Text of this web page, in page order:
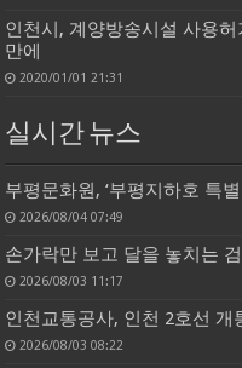
인천시, 계양방송시설 사용
만에
2020/01/01 21:31
실시간 뉴스
부평문화원, ‘부평지하호 특별
2026/08/04 07:49
손가락만 보고 달을 놓치는
2026/08/03 11:17
인천교통공사, 인천 2호선 개
2026/08/03 08:22